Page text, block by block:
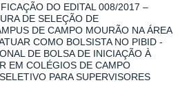
DO EDITAL 008/2017 –
DE SELEÇÃO DE
DE CAMPO MOURÃO NA ÁREA
COMO BOLSISTA NO PIBID -
DE BOLSA DE INICIAÇÃO À
EM COLÉGIOS DE CAMPO
PARA SUPERVISORES